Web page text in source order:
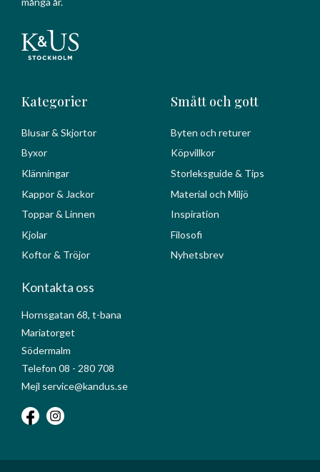
Kategorier
Blusar & Skjortor
Byxor
Klänningar
Kappor & Jackor
Toppar & Linnen
Kjolar
Koftor & Tröjor
Smått och gott
Byten och returer
Köpvillkor
Storleksguide & Tips
Material och Miljö
Inspiration
Filosofi
Nyhetsbrev
Kontakta oss
Hornsgatan 68, t-bana
Mariatorget
Södermalm
Telefon 08 - 280 708
Mejl service@kandus.se